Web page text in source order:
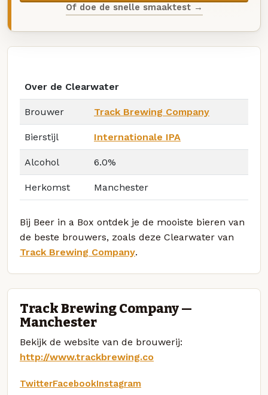
Of doe de snelle smaaktest →
Over de Clearwater
Brouwer Track Brewing Company
Bierstijl Internationale IPA
Alcohol 6.0%
Herkomst Manchester
Bij Beer in a Box ontdek je de mooiste bieren van
de beste brouwers, zoals deze Clearwater van
Track Brewing Company.
Track Brewing Company —
Manchester
Bekijk de website van de brouwerij:
http://www.trackbrewing.co
TwitterFacebookInstagram